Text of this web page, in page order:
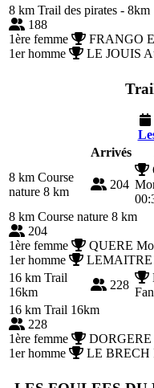
8 km Trail des pirates - 8km
188
1ère femme
FRANGO
1er homme
LE JOUIS
Arrivés
8 km Course
nature 8 km
204
8 km Course nature 8 km
204
1ère femme
QUERE
1er homme
LEMAITRE
16 km Trail
16km
228
16 km Trail 16km
228
1ère femme
DORGERE
1er homme
LE BRECH